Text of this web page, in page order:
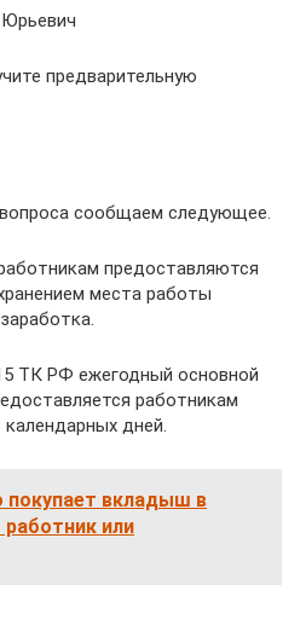
предварительную
сообщаем следующее.
предоставляются
места работы
ТК РФ ежегодный основной
работникам
дней.
покупает вкладыш в
или